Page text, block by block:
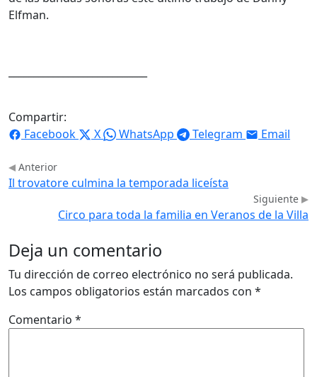
Elfman.
Compartir:
Facebook
X WhatsApp Telegram Email
Anterior
Il trovatore culmina la temporada liceísta
Siguiente
Circo para toda la familia en Veranos de la Villa
Deja un comentario
Tu dirección de correo electrónico no será publicada.
Los campos obligatorios están marcados con *
Comentario *